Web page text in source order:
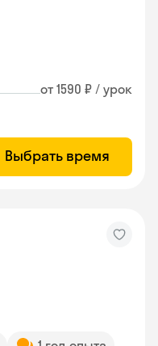
от 1590 ₽ / урок
Выбрать время